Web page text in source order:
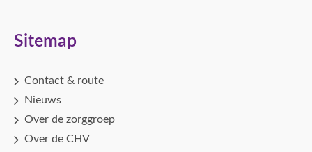
Sitemap
Contact & route
Nieuws
Over de zorggroep
Over de CHV